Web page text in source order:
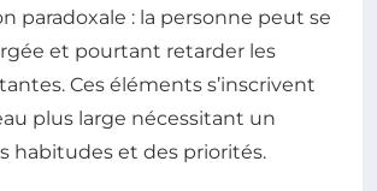
paradoxale : la personne peut se
et pourtant retarder les
Ces éléments s’inscrivent
plus large nécessitant un
habitudes et des priorités.